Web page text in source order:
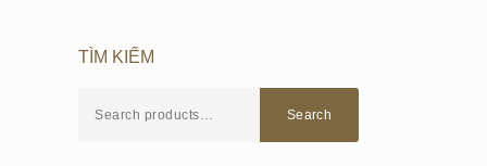
TÌM KIẾM
Search